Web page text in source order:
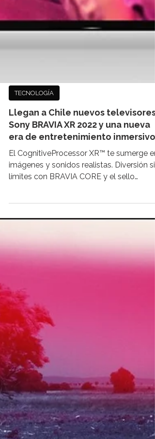
TECNOLOGÍA
Llegan a Chile nuevos televisores
Sony BRAVIA XR 2022 y una nueva
era de entretenimiento inmersivo
El CognitiveProcessor XR™ te sumerge en
imágenes y sonidos realistas. Diversión sin
Perfecto para...